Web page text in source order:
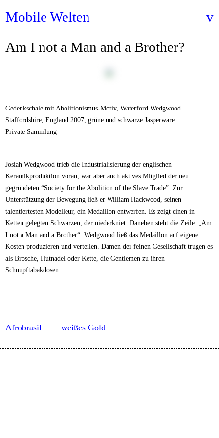
Mobile Welten
Am I not a Man and a Brother?
Gedenkschale mit Abolitionismus-Motiv, Waterford Wedgwood.
Staffordshire, England 2007, grüne und schwarze Jasperware.
Private Sammlung
Josiah Wedgwood trieb die Industrialisierung der englischen
Keramikproduktion voran, war aber auch aktives Mitglied der neu
gegründeten “Society for the Abolition of the Slave Trade”. Zur
Unterstützung der Bewegung ließ er William Hackwood, seinen
talentiertesten Modelleur, ein Medaillon entwerfen. Es zeigt einen in
Ketten gelegten Schwarzen, der niederkniet. Daneben steht die Zeile: „Am
I not a Man and a Brother“. Wedgwood ließ das Medaillon auf eigene
Kosten produzieren und verteilen. Damen der feinen Gesellschaft trugen es
als Brosche, Hutnadel oder Kette, die Gentlemen zu ihren
Schnupftabakdosen.
Afrobrasil weißes Gold